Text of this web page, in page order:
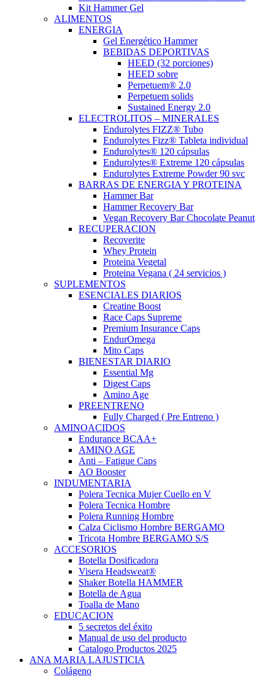
Kit Hammer Gel
ALIMENTOS
ENERGIA
Gel Energético Hammer
BEBIDAS DEPORTIVAS
HEED (32 porciones)
HEED sobre
Perpetuem® 2.0
Perpetuem solids
Sustained Energy 2.0
ELECTROLITOS – MINERALES
Endurolytes FIZZ® Tubo
Endurolytes Fizz® Tableta individual
Endurolytes® 120 cápsulas
Endurolytes® Extreme 120 cápsulas
Endurolytes Extreme Powder 90 svc
BARRAS DE ENERGIA Y PROTEINA
Hammer Bar
Hammer Recovery Bar
Vegan Recovery Bar Chocolate Peanut
RECUPERACION
Recoverite
Whey Protein
Proteina Vegetal
Proteina Vegana ( 24 servicios )
SUPLEMENTOS
ESENCIALES DIARIOS
Creatine Boost
Race Caps Supreme
Premium Insurance Caps
EndurOmega
Mito Caps
BIENESTAR DIARIO
Essential Mg
Digest Caps
Amino Age
PREENTRENO
Fully Charged ( Pre Entreno )
AMINOACIDOS
Endurance BCAA+
AMINO AGE
Anti – Fatigue Caps
AO Booster
INDUMENTARIA
Polera Tecnica Mujer Cuello en V
Polera Tecnica Hombre
Polera Running Hombre
Calza Ciclismo Hombre BERGAMO
Tricota Hombre BERGAMO S/S
ACCESORIOS
Botella Dosificadora
Visera Headsweat®
Shaker Botella HAMMER
Botella de Agua
Toalla de Mano
EDUCACION
5 secretos del éxito
Manual de uso del producto
Catalogo Productos 2025
ANA MARIA LAJUSTICIA
Colágeno